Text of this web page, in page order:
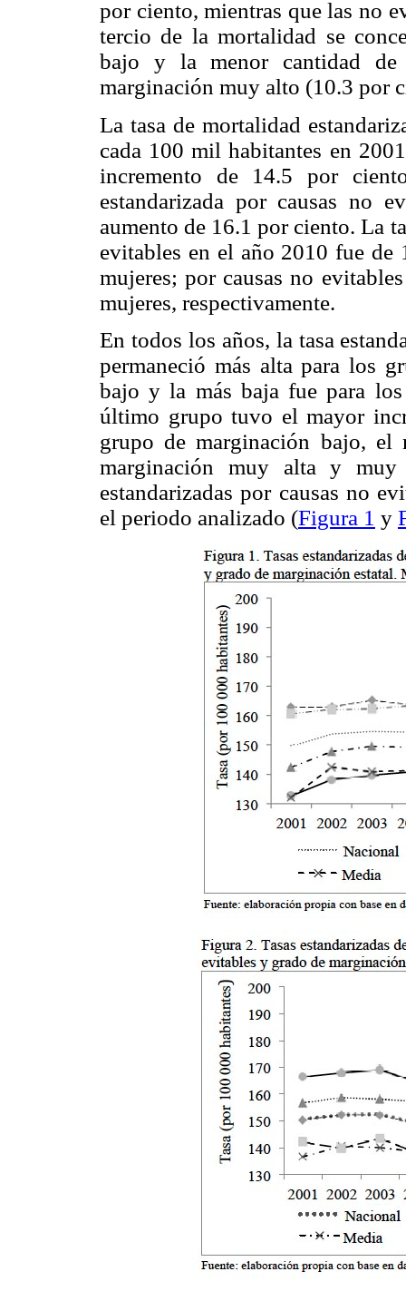
por ciento, mientras que las no
tercio de la mortalidad se
bajo y la menor cantidad
marginación muy alto (10.3 por
La tasa de mortalidad
cada 100 mil habitantes en
incremento de 14.5 por
estandarizada por causas no
aumento de 16.1 por ciento. La
evitables en el año 2010 fue de
mujeres; por causas no
mujeres, respectivamente.
En todos los años, la tasa
permaneció más alta para los
bajo y la más baja fue para
último grupo tuvo el mayor
grupo de marginación bajo,
marginación muy alta y
estandarizadas por causas no
el periodo analizado (Figura 1 y